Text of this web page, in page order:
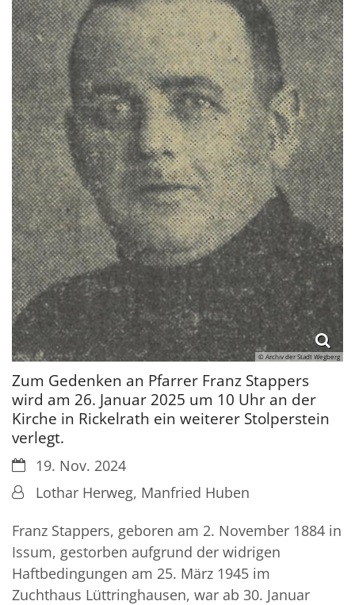
© Archiv der Stadt Wegberg
Zum Gedenken an Pfarrer Franz Stappers
wird am 26. Januar 2025 um 10 Uhr an der
Kirche in Rickelrath ein weiterer Stolperstein
verlegt.
Datum:19. Nov. 2024
Von:Lothar Herweg, Manfried Huben
Franz Stappers, geboren am 2. November 1884 in
Issum, gestorben aufgrund der widrigen
Haftbedingungen am 25. März 1945 im
Zuchthaus Lüttringhausen, war ab 30. Januar